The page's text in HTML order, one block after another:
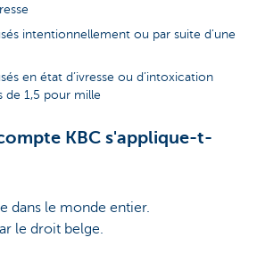
intentionnellement ou par suite d'une
en état d’ivresse ou d’intoxication
de 1,5 pour mille
KBC s'applique-t-
dans le monde entier.
le droit belge.